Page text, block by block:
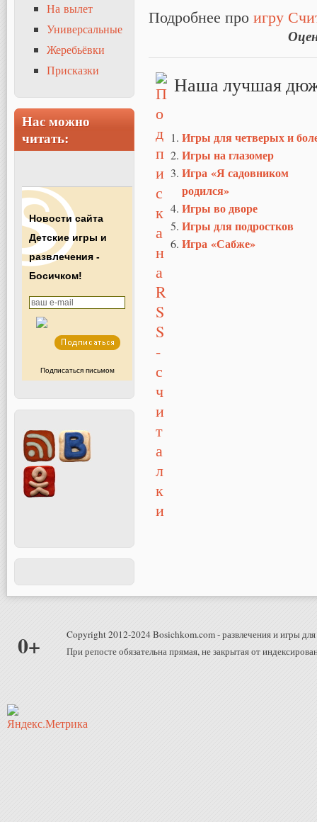
Подробнее про игру
Наша лучшая
Игры для четверых и
Игры на глазомер
Игра «Я садовником
родился»
Игры во дворе
Игры для подростков
Игра «Сабже»
На вылет
Универсальные
Жеребьёвки
Присказки
Нас можно
читать:
Новости сайта
Детские игры и
развлечения -
Босичком!
Подписаться письмом
0+
Copyright 2012-2024 Bosichkom.com - развлечения и игры для
При репосте обязательна прямая, не закрытая от